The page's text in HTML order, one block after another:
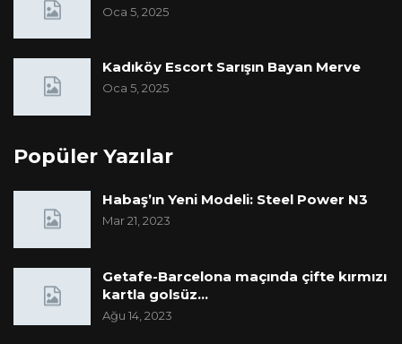
Oca 5, 2025
Kadıköy Escort Sarışın Bayan Merve
Oca 5, 2025
Popüler Yazılar
Habaş’ın Yeni Modeli: Steel Power N3
Mar 21, 2023
Getafe-Barcelona maçında çifte kırmızı
kartla golsüz…
Ağu 14, 2023